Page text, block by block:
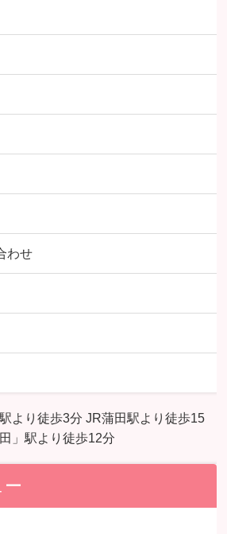
わせ
より徒歩3分 JR蒲田駅より徒歩15
」駅より徒歩12分